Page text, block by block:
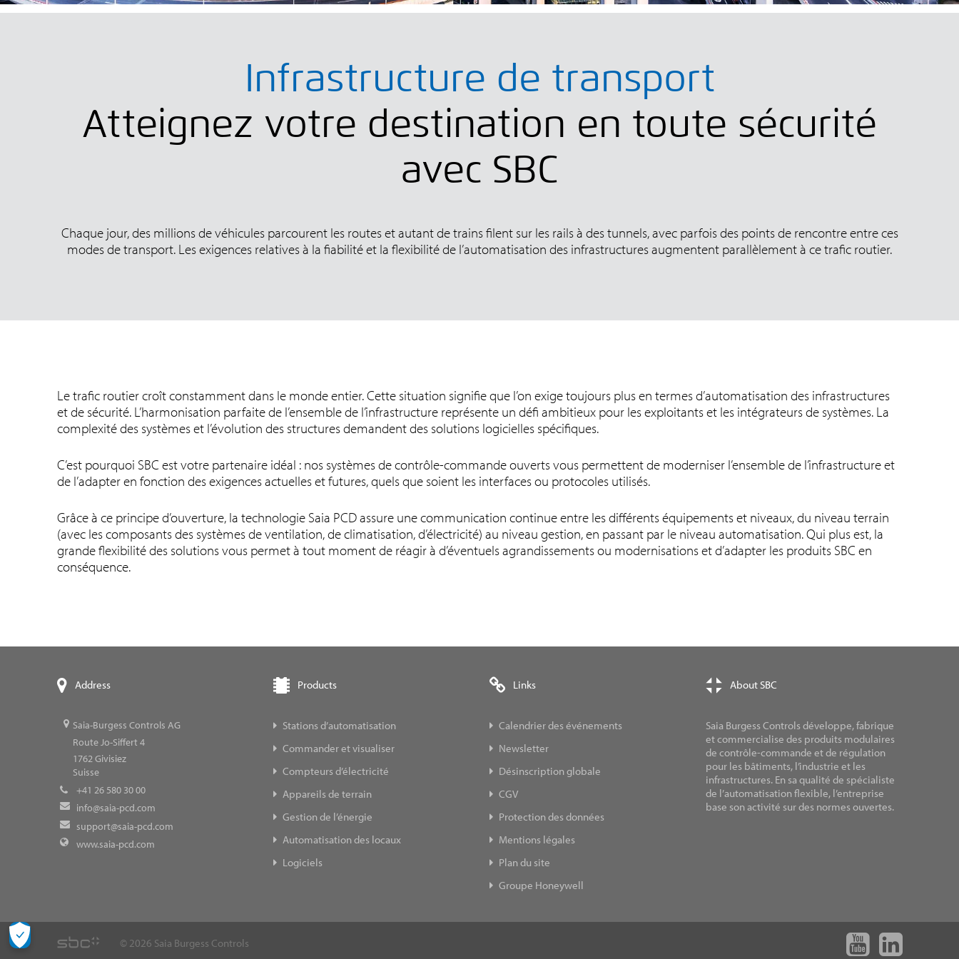
Infrastructure de transport
Atteignez votre destination en toute sécurité
avec SBC
Chaque jour, des millions de véhicules parcourent les routes et autant de trains filent sur les rails à des tunnels, avec parfois des points de rencontre entre ces
modes de transport. Les exigences relatives à la fiabilité et la flexibilité de l’automatisation des infrastructures augmentent parallèlement à ce trafic routier.
Le trafic routier croît constamment dans le monde entier. Cette situation signifie que l’on exige toujours plus en termes d’automatisation des infrastructures
et de sécurité. L’harmonisation parfaite de l’ensemble de l’infrastructure représente un défi ambitieux pour les exploitants et les intégrateurs de systèmes. La
complexité des systèmes et l’évolution des structures demandent des solutions logicielles spécifiques.
C’est pourquoi SBC est votre partenaire idéal : nos systèmes de contrôle-commande ouverts vous permettent de moderniser l’ensemble de l’infrastructure et
de l’adapter en fonction des exigences actuelles et futures, quels que soient les interfaces ou protocoles utilisés.
Grâce à ce principe d’ouverture, la technologie Saia PCD assure une communication continue entre les différents équipements et niveaux, du niveau terrain
(avec les composants des systèmes de ventilation, de climatisation, d’électricité) au niveau gestion, en passant par le niveau automatisation. Qui plus est, la
grande flexibilité des solutions vous permet à tout moment de réagir à d’éventuels agrandissements ou modernisations et d’adapter les produits SBC en
conséquence.
Address
Saia-Burgess Controls AG
Route Jo-Siffert 4
1762Givisiez
Suisse
+41 26 580 30 00
info@saia-pcd.com
support@saia-pcd.com
www.saia-pcd.com
Products
Stations d’automatisation
Commander et visualiser
Compteurs d’électricité
Appareils de terrain
Gestion de l’énergie
Automatisation des locaux
Logiciels
Links
Calendrier des événements
Newsletter
Désinscription globale
CGV
Protection des données
Mentions légales
Plan du site
Groupe Honeywell
About SBC
Saia Burgess Controls développe, fabrique
et commercialise des produits modulaires
de contrôle-commande et de régulation
pour les bâtiments, l’industrie et les
infrastructures. En sa qualité de spécialiste
de l’automatisation flexible, l’entreprise
base son activité sur des normes ouvertes.
© 2026 Saia Burgess Controls